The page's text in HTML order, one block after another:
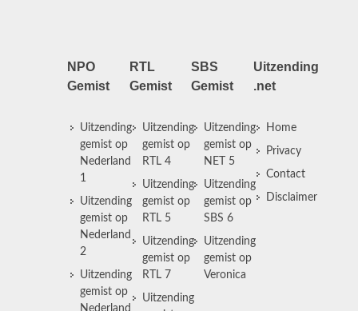
NPO
Gemist
Uitzending
gemist op
Nederland
1
Uitzending
gemist op
Nederland
2
Uitzending
gemist op
Nederland
RTL
Gemist
Uitzending
gemist op
RTL 4
Uitzending
gemist op
RTL 5
Uitzending
gemist op
RTL 7
Uitzending
SBS
Gemist
Uitzending
gemist op
NET 5
Uitzending
gemist op
SBS 6
Uitzending
gemist op
Veronica
Uitzending
.net
Home
Privacy
Contact
Disclaimer